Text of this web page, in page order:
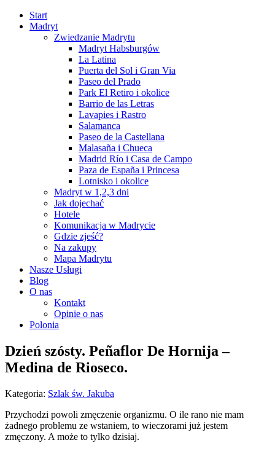
Start
Madryt
Zwiedzanie Madrytu
Madryt Habsburgów
La Latina
Puerta del Sol i Gran Via
Paseo del Prado
Park El Retiro i okolice
Barrio de las Letras
Lavapies i Rastro
Salamanca
Paseo de la Castellana
Malasaña i Chueca
Madrid Río i Casa de Campo
Paza de España i Princesa
Lotnisko i okolice
Madryt w 1,2,3 dni
Jak dojechać
Hotele
Komunikacja w Madrycie
Gdzie zjeść?
Na zakupy
Mapa Madrytu
Nasze Usługi
Blog
O nas
Kontakt
Opinie o nas
Polonia
Dzień szósty. Peñaflor De Hornija –
Medina de Rioseco.
Kategoria: Szlak św. Jakuba
Przychodzi powoli zmęczenie organizmu. O ile rano nie mam
żadnego problemu ze wstaniem, to wieczorami już jestem
zmęczony. A może to tylko dzisiaj.